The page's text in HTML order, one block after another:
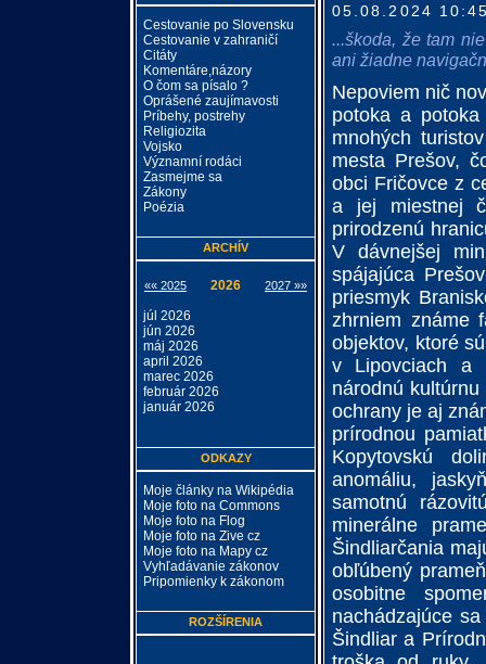
05.08.2024
...škoda, že tam
ani žiadne
Nepoviem nič
potoka a
mnohých
mesta Prešov,
obci Fričovce z
a jej miestnej
prirodzenú
V dávnejšej
spájajúca
priesmyk
zhrniem známe
objektov, ktoré
v Lipovciach a
národnú
ochrany je aj
prírodnou
Kopytovskú
anomáliu,
samotnú
minerálne
Šindliarčania
obľúbený
osobitne
nachádzajúce
Šindliar a
Cestovanie po Slovensku
Cestovanie v zahraničí
Citáty
Komentáre,názory
O čom sa písalo ?
Oprášené zaujímavosti
Príbehy, postrehy
Religiozita
Vojsko
Významní rodáci
Zasmejme sa
Zákony
Poézia
ARCHÍV
«« 2025 2026 2027 »»
júl 2026
jún 2026
máj 2026
april 2026
marec 2026
február 2026
január 2026
ODKAZY
Moje články na Wikipédia
Moje foto na Commons
Moje foto na Flog
Moje foto na Zive cz
Moje foto na Mapy cz
Vyhľadávanie zákonov
Pripomienky k zákonom
ROZŠÍRENIA